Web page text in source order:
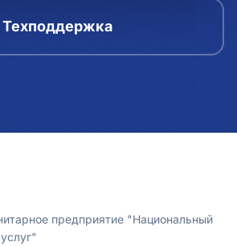
Техподдержка
предприятие "Национальный